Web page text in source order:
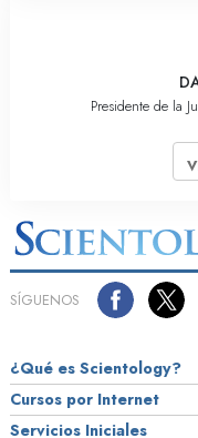
Presidente de la
SÍGUENOS
¿Qué es Scientology?
Cursos por Internet
Servicios Iniciales